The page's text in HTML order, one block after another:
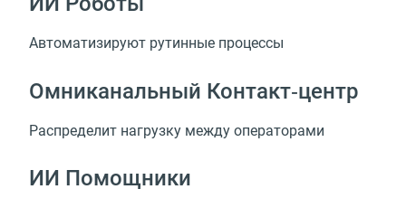
Автоматизируют рутинные процессы
Омниканальный Контакт‑центр
Распределит нагрузку между операторами
ИИ Помощники